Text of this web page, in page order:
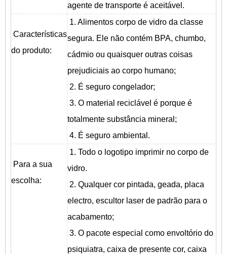
agente de transporte é aceitável.
Características
do produto:
1. Alimentos corpo de vidro da classe
segura. Ele não contém BPA, chumbo,
cádmio ou quaisquer outras coisas
prejudiciais ao corpo humano;
2. É seguro congelador;
3. O material reciclável é porque é
totalmente substância mineral;
4. É seguro ambiental.
Para a sua
escolha:
1. Todo o logotipo imprimir no corpo de
vidro.
2. Qualquer cor pintada, geada, placa
electro, escultor laser de padrão para o
acabamento;
3. O pacote especial como envoltório do
psiquiatra, caixa de presente cor, caixa